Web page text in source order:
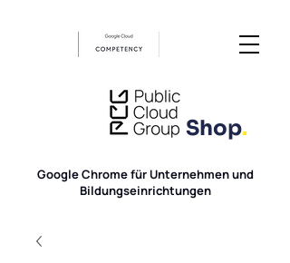
Shop.
Google Chrome für Unternehmen und
Bildungseinrichtungen